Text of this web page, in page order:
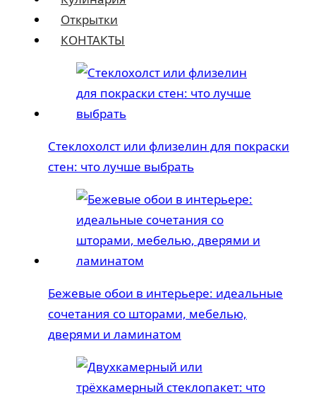
Открытки
КОНТАКТЫ
Стеклохолст или флизелин для покраски
стен: что лучше выбрать
Бежевые обои в интерьере: идеальные
сочетания со шторами, мебелью,
дверями и ламинатом